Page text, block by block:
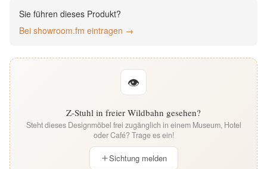
Deutsch
Sie führen dieses Produkt?
Bei showroom.fm eintragen →
👁
Z-Stuhl in freier Wildbahn gesehen?
Steht dieses Designmöbel frei zugänglich in einem Museum, Hotel
oder Café? Trage es ein!
Sichtung melden